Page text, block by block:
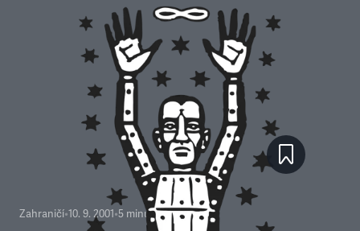
Zahraničí•10. 9. 2001•5 minut